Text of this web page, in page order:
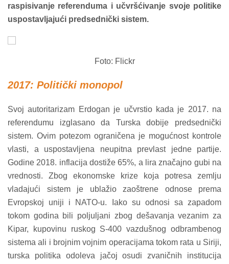
raspisivanje referenduma i učvršćivanje svoje politike
uspostavljajući predsednički sistem.
Foto: Flickr
2017: Politički monopol
Svoj autoritarizam Erdogan je učvrstio kada je 2017. na
referendumu izglasano da Turska dobije predsednički
sistem. Ovim potezom ograničena je mogućnost kontrole
vlasti, a uspostavljena neupitna prevlast jedne partije.
Godine 2018. inflacija dostiže 65%, a lira značajno gubi na
vrednosti. Zbog ekonomske krize koja potresa zemlju
vladajući sistem je ublažio zaoštrene odnose prema
Evropskoj uniji i NATO-u. Iako su odnosi sa zapadom
tokom godina bili poljuljani zbog dešavanja vezanim za
Kipar, kupovinu ruskog S-400 vazdušnog odbrambenog
sistema ali i brojnim vojnim operacijama tokom rata u Siriji,
turska politika odoleva jačoj osudi zvaničnih institucija